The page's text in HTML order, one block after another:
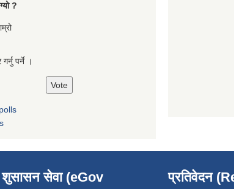
?
गर्नु पर्ने ।
शुसासन सेवा (eGov
प्रतिवेदन